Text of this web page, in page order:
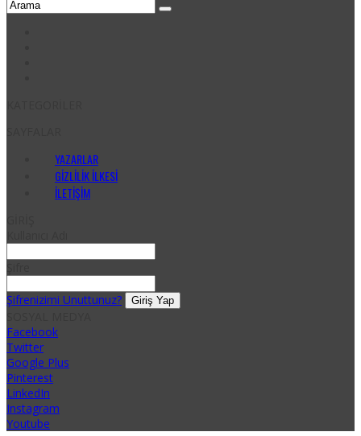
YAZARLAR
GIZLILIK İLKESI
İLETIŞIM
Şifrenizimi Unuttunuz?
Facebook
Twitter
Google Plus
Pinterest
LinkedIn
Instagram
Youtube